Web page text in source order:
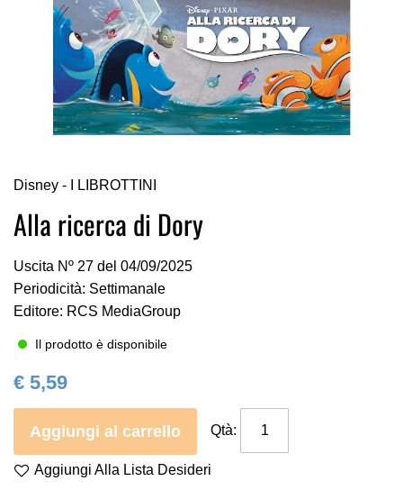
all'inizio
della
galleria
immagini
Disney - I LIBROTTINI
Alla ricerca di Dory
Uscita Nº 27 del 04/09/2025
Periodicità: Settimanale
Editore: RCS MediaGroup
Il prodotto è disponibile
€ 5,59
Aggiungi al carrello Qtà:
Aggiungi Alla Lista Desideri